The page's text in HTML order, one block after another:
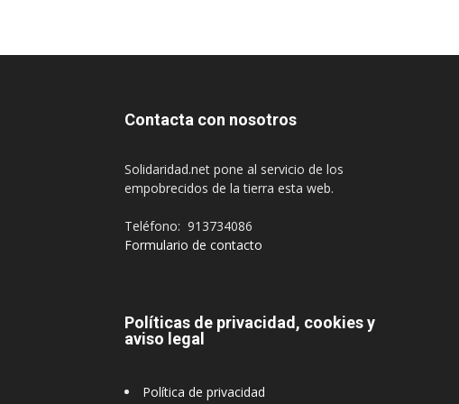
Contacta con nosotros
Solidaridad.net pone al servicio de los
empobrecidos de la tierra esta web.
Teléfono: 913734086
Formulario de contacto
Políticas de privacidad, cookies y
aviso legal
Política de privacidad